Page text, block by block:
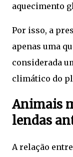
aquecimento
Por isso, a
apenas uma
considerada
climático do
Animais
lendas
A relação